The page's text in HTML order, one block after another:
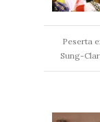
Peserta
Sung-